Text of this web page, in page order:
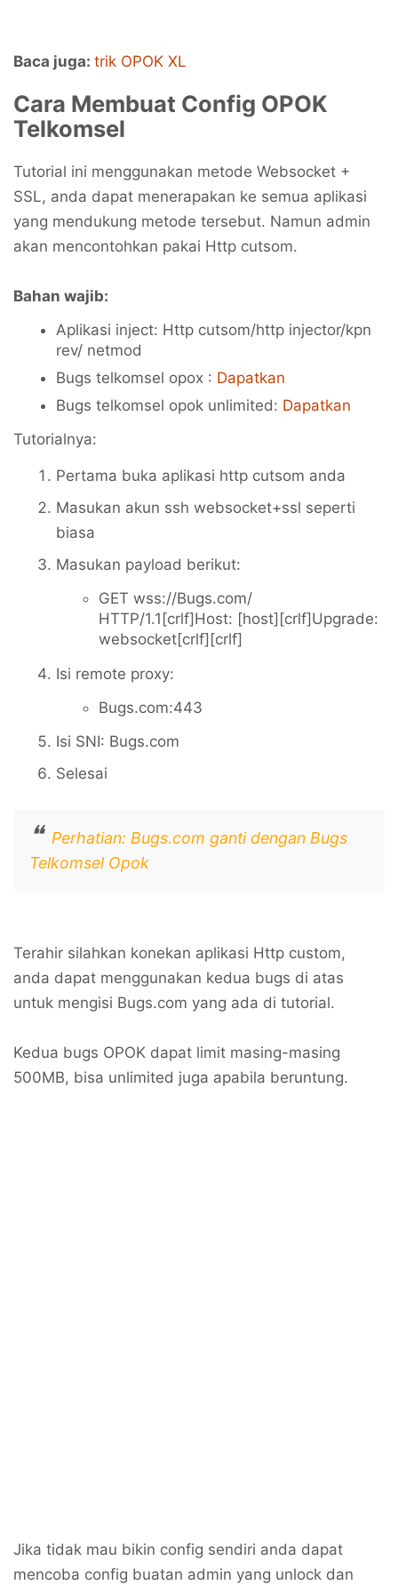
Baca juga: trik OPOK XL
Cara Membuat Config OPOK
Telkomsel
Tutorial ini menggunakan metode Websocket +
SSL, anda dapat menerapakan ke semua aplikasi
yang mendukung metode tersebut. Namun admin
akan mencontohkan pakai Http cutsom.
Bahan wajib:
Aplikasi inject: Http cutsom/http injector/kpn
rev/ netmod
Bugs telkomsel opox : Dapatkan
Bugs telkomsel opok unlimited: Dapatkan
Tutorialnya:
Pertama buka aplikasi http cutsom anda
Masukan akun ssh websocket+ssl seperti
biasa
Masukan payload berikut:
GET wss://Bugs.com/
HTTP/1.1[crlf]Host: [host][crlf]Upgrade:
websocket[crlf][crlf]
Isi remote proxy:
Bugs.com:443
Isi SNI: Bugs.com
Selesai
Perhatian: Bugs.com ganti dengan Bugs
Telkomsel Opok
Terahir silahkan konekan aplikasi Http custom,
anda dapat menggunakan kedua bugs di atas
untuk mengisi Bugs.com yang ada di tutorial.
Kedua bugs OPOK dapat limit masing-masing
500MB, bisa unlimited juga apabila beruntung.
Jika tidak mau bikin config sendiri anda dapat
mencoba config buatan admin yang unlock dan